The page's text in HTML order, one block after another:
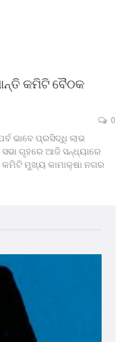
କମିଟି ବୈଠକ
0
ଭାବେ ପ୍ରସିଦ୍ଧି ଲାଭ
ଗୃହରେ ଆଜି ସନ୍ଧ୍ୟାରେ
ମୁଖ୍ୟ କାମାକ୍ଷା ନଗର